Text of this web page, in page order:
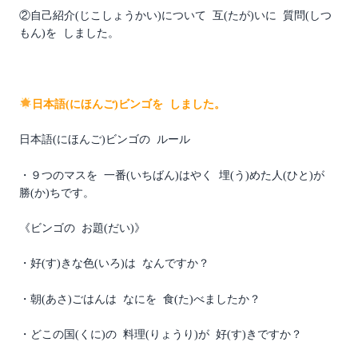
②自己紹介(じこしょうかい)について 互(たが)いに 質問(しつ
もん)を しました。
日本語(にほんご)ビンゴを しました。
日本語(にほんご)ビンゴの ルール
・９つのマスを 一番(いちばん)はやく 埋(う)めた人(ひと)が
勝(か)ちです。
《ビンゴの お題(だい)》
・好(す)きな色(いろ)は なんですか？
・朝(あさ)ごはんは なにを 食(た)べましたか？
・どこの国(くに)の 料理(りょうり)が 好(す)きですか？